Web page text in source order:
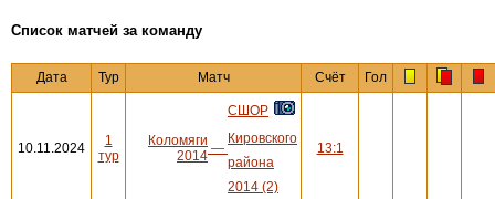
Cписок матчей за команду
Дата Тур Матч Счёт Гол
10.11.2024
1
тур
Коломяги
2014 —
СШОР
Кировского
района
2014 (2)
13:1